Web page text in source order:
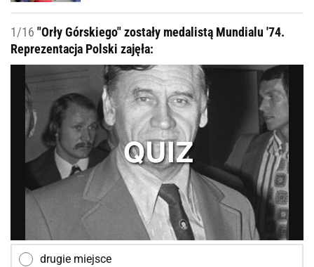
1/16 "Orły Górskiego" zostały medalistą Mundialu '74.
Reprezentacja Polski zajęła:
drugie miejsce